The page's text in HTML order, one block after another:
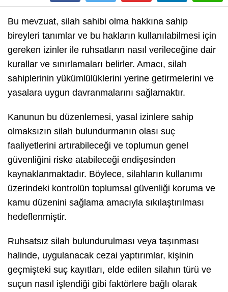
Bu mevzuat, silah sahibi olma hakkına sahip
bireyleri tanımlar ve bu hakların kullanılabilmesi için
gereken izinler ile ruhsatların nasıl verileceğine dair
kurallar ve sınırlamaları belirler. Amacı, silah
sahiplerinin yükümlülüklerini yerine getirmelerini ve
yasalara uygun davranmalarını sağlamaktır.
Kanunun bu düzenlemesi, yasal izinlere sahip
olmaksızın silah bulundurmanın olası suç
faaliyetlerini artırabileceği ve toplumun genel
güvenliğini riske atabileceği endişesinden
kaynaklanmaktadır. Böylece, silahların kullanımı
üzerindeki kontrolün toplumsal güvenliği koruma ve
kamu düzenini sağlama amacıyla sıkılaştırılması
hedeflenmiştir.
Ruhsatsız silah bulundurulması veya taşınması
halinde, uygulanacak cezai yaptırımlar, kişinin
geçmişteki suç kayıtları, elde edilen silahın türü ve
suçun nasıl işlendiği gibi faktörlere bağlı olarak